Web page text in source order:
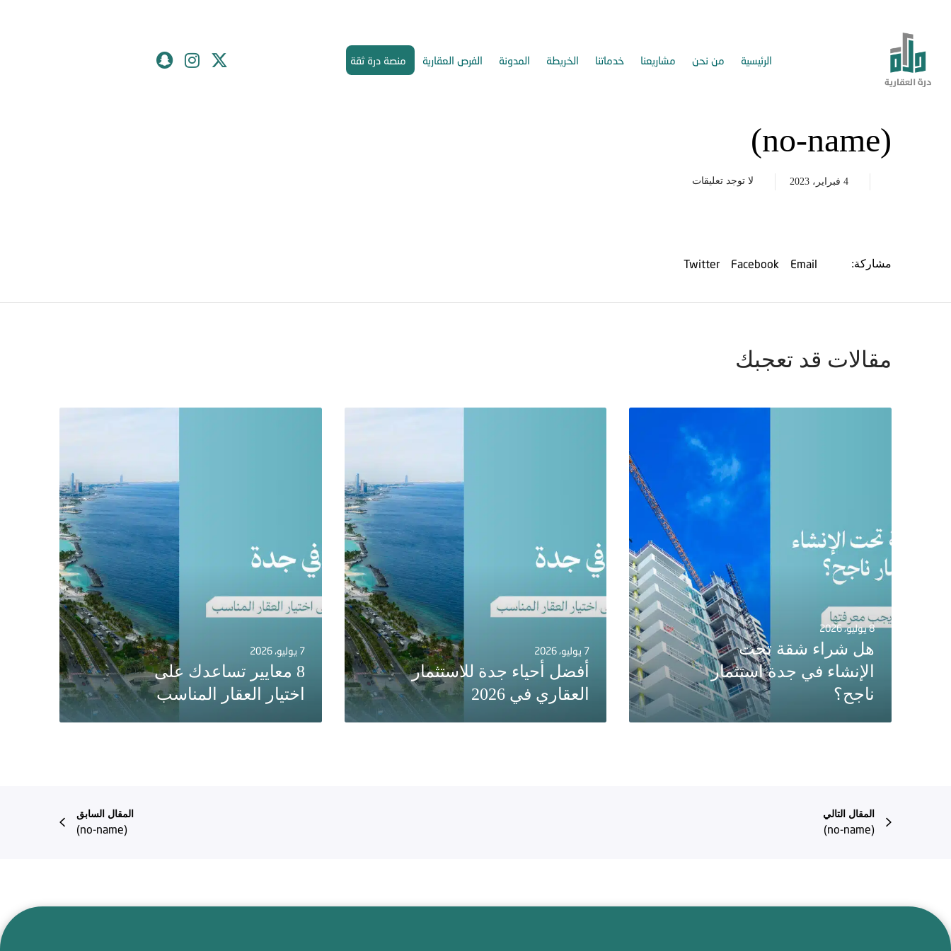
الرئيسية من نحن مشاريعنا خدماتنا الخريطة المدونة الفرص العقارية منصة درة ثقة
(no-name)
4 فبراير، 2023 لا توجد تعليقات
مشاركة: Email
Facebook
Twitter
مقالات قد تعجبك
8 يوليو، 2026
هل شراء شقة تحت
الإنشاء في جدة استثمار
ناجح؟
7 يوليو، 2026
أفضل أحياء جدة للاستثمار
العقاري في 2026
7 يوليو، 2026
8 معايير تساعدك على
اختيار العقار المناسب
المقال السابق
(no-name)
المقال التالي
(no-name)